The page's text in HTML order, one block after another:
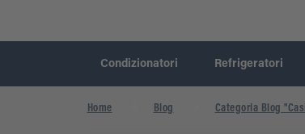
Condizionatori Refrigeratori
Home Blog Categoria Blog